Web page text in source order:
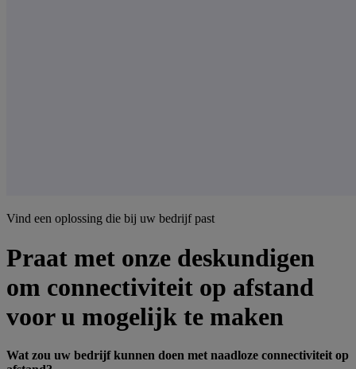
Vind een oplossing die bij uw bedrijf past
Praat met onze deskundigen
om connectiviteit op afstand
voor u mogelijk te maken
Wat zou uw bedrijf kunnen doen met naadloze connectiviteit op